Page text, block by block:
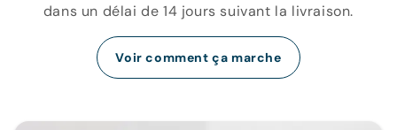
dans un délai de 14 jours suivant la livraison.
Voir comment ça marche